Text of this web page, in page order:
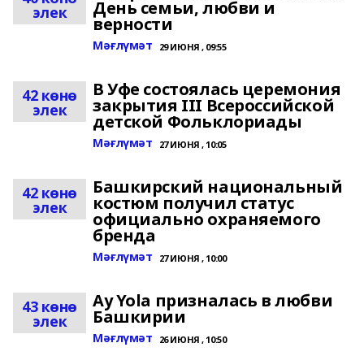
элек День семьи, любви и
верности
Мәғлүмәт 29 ИЮНЯ , 09:55
42 көнө
элек
В Уфе состоялась церемония
закрытия III Всероссийской
детской Фольклориады
Мәғлүмәт 27 ИЮНЯ , 10:05
42 көнө
элек
Башкирский национальный
костюм получил статус
официально охраняемого
бренда
Мәғлүмәт 27 ИЮНЯ , 10:00
43 көнө
элек
Ay Yola призналась в любви
Башкирии
Мәғлүмәт 26 ИЮНЯ , 10:50